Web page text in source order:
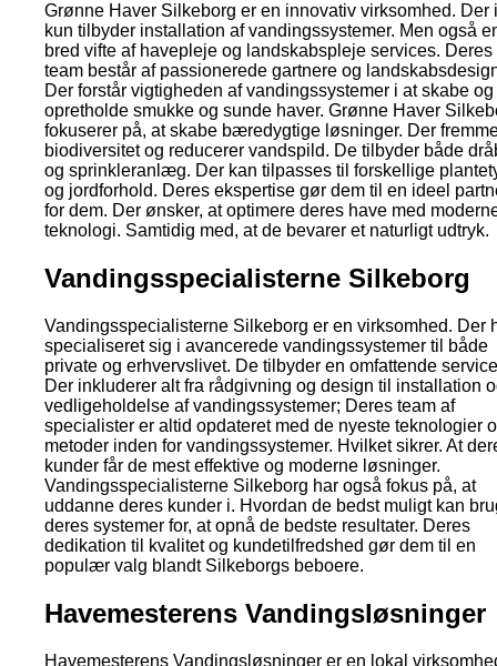
Grønne Haver Silkeborg er en innovativ virksomhed. Der
kun tilbyder installation af vandingssystemer. Men også
bred vifte af havepleje og landskabspleje services. Deres
team består af passionerede gartnere og
Der forstår vigtigheden af vandingssystemer i at skabe og
opretholde smukke og sunde haver. Grønne Haver
fokuserer på, at skabe bæredygtige løsninger. Der
biodiversitet og reducerer vandspild. De tilbyder både
og sprinkleranlæg. Der kan tilpasses til forskellige
og jordforhold. Deres ekspertise gør dem til en ideel
for dem. Der ønsker, at optimere deres have med
teknologi. Samtidig med, at de bevarer et naturligt udtryk.
Vandingsspecialisterne Silkeborg
Vandingsspecialisterne Silkeborg er en virksomhed. Der
specialiseret sig i avancerede vandingssystemer til både
private og erhvervslivet. De tilbyder en omfattende
Der inkluderer alt fra rådgivning og design til installation
vedligeholdelse af vandingssystemer; Deres team af
specialister er altid opdateret med de nyeste teknologier
metoder inden for vandingssystemer. Hvilket sikrer. At
kunder får de mest effektive og moderne løsninger.
Vandingsspecialisterne Silkeborg har også fokus på, at
uddanne deres kunder i. Hvordan de bedst muligt kan
deres systemer for, at opnå de bedste resultater. Deres
dedikation til kvalitet og kundetilfredshed gør dem til en
populær valg blandt Silkeborgs beboere.
Havemesterens Vandingsløsninger
Havemesterens Vandingsløsninger er en lokal